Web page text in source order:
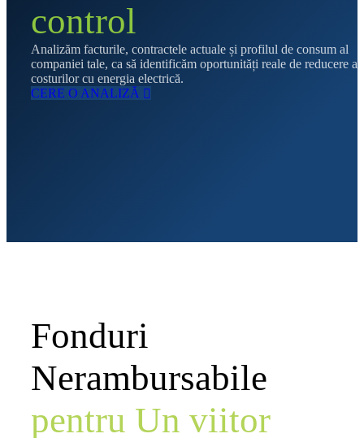
control
Analizăm facturile, contractele actuale și profilul de consum al
companiei tale, ca să identificăm oportunități reale de reducere a
costurilor cu energia electrică.
CERE O ANALIZĂ
Fonduri
Nerambursabile
pentru Un viitor